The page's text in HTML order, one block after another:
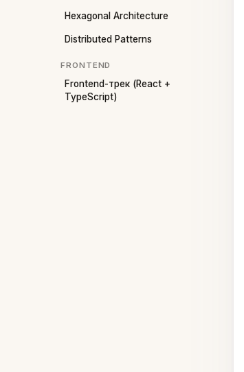
Hexagonal Architecture
Distributed Patterns
FRONTEND
Frontend-трек (React +
TypeScript)